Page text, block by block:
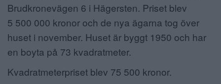
Brudkronevägen 6 i Hägersten. Priset blev
5 500 000 kronor och de nya ägarna tog över
huset i november. Huset är byggt 1950 och har
en boyta på 73 kvadratmeter.
Kvadratmeterpriset blev 75 500 kronor.